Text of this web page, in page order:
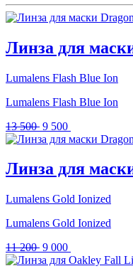
Линза для
Lumalens Flash Blue Ion
Lumalens Flash Blue Ion
13 500 Первоначальная
цена
13
500 .
9 500
цена:
500 .
Линза для
Lumalens Gold Ionized
Lumalens Gold Ionized
11 200 Первоначальная
цена
9 000
цена: